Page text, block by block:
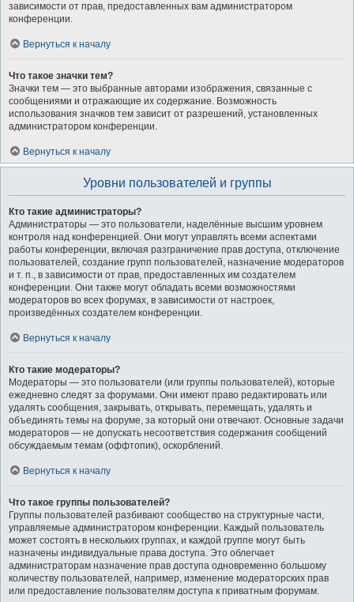
зависимости от прав, предоставленных вам администратором
конференции.
Вернуться к началу
Что такое значки тем?
Значки тем — это выбранные авторами изображения, связанные с
сообщениями и отражающие их содержание. Возможность
использования значков тем зависит от разрешений, установленных
администратором конференции.
Вернуться к началу
Уровни пользователей и группы
Кто такие администраторы?
Администраторы — это пользователи, наделённые высшим уровнем
контроля над конференцией. Они могут управлять всеми аспектами
работы конференции, включая разграничение прав доступа, отключение
пользователей, создание групп пользователей, назначение модераторов
и т. п., в зависимости от прав, предоставленных им создателем
конференции. Они также могут обладать всеми возможностями
модераторов во всех форумах, в зависимости от настроек,
произведённых создателем конференции.
Вернуться к началу
Кто такие модераторы?
Модераторы — это пользователи (или группы пользователей), которые
ежедневно следят за форумами. Они имеют право редактировать или
удалять сообщения, закрывать, открывать, перемещать, удалять и
объединять темы на форуме, за который они отвечают. Основные задачи
модераторов — не допускать несоответствия содержания сообщений
обсуждаемым темам (оффтопик), оскорблений.
Вернуться к началу
Что такое группы пользователей?
Группы пользователей разбивают сообщество на структурные части,
управляемые администратором конференции. Каждый пользователь
может состоять в нескольких группах, и каждой группе могут быть
назначены индивидуальные права доступа. Это облегчает
администраторам назначение прав доступа одновременно большому
количеству пользователей, например, изменение модераторских прав
или предоставление пользователям доступа к приватным форумам.